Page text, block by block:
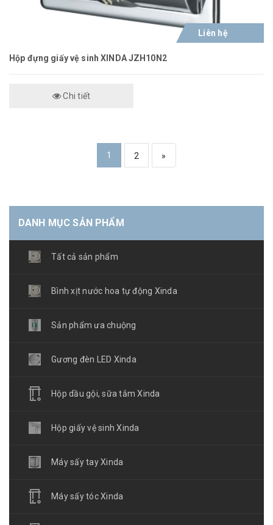
Liên hệ
Hộp đựng giấy vệ sinh XINDA JZH10N2
Chi tiết
1 2 »
DANH MỤC SẢN PHẨM
Tất cả sản phẩm
Bình xịt nước hoa tự động Xinda
Sản phẩm ưa chuộng
Gương đèn LED Xinda
Hộp dầu gội, sữa tắm Xinda
Hộp giấy vệ sinh Xinda
Máy sấy tay Xinda
Máy sấy tóc Xinda